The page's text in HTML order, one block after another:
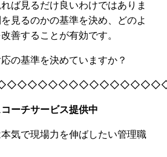
ば見るだけ良いわけではありま
見るのかの基準を決め、どのよ
善することが有効です。
の基準を決めていますか？
ーチサービス提供中
気で現場力を伸ばしたい管理職